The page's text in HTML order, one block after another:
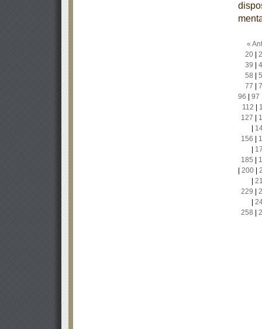
«
20|
39
58
77
96
97
112
127
156
185
200|
229
258